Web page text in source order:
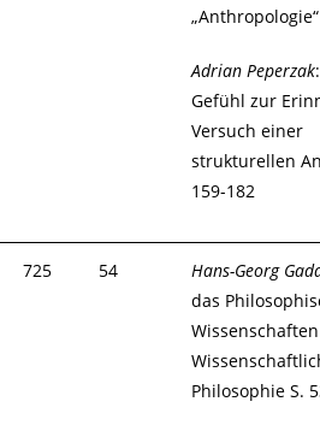
Adrian Peperzak
Gefühl zur
Versuch einer
strukturellen
159-182
725 54
Hans-Georg
das
Philosophie S.